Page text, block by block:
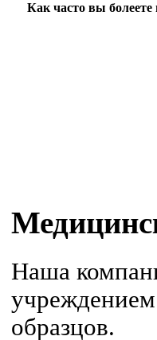
Как часто вы
Наша
образцов.